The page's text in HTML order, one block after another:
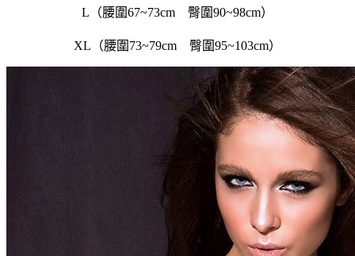
L（腰圍67~73cm 臀圍90~98cm）
XL（腰圍73~79cm 臀圍95~103cm）